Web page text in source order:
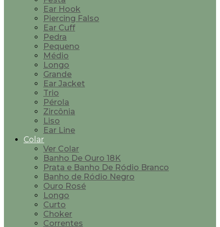
Ear Hook
Piercing Falso
Ear Cuff
Pedra
Pequeno
Médio
Longo
Grande
Ear Jacket
Trio
Pérola
Zircônia
Liso
Ear Line
Colar
Ver Colar
Banho De Ouro 18K
Prata e Banho De Ródio Branco
Banho de Ródio Negro
Ouro Rosé
Longo
Curto
Choker
Correntes